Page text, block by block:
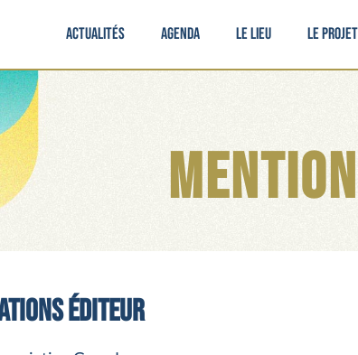
Actualités Agenda Le lieu Le projet
éditeur